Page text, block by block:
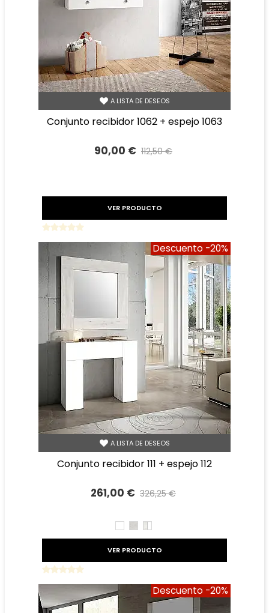
A LISTA DE DESEOS
conjunto recibidor 1062 + espejo 1063
90,00 € 112,50 €
VER PRODUCTO
Descuento -20%
A LISTA DE DESEOS
conjunto recibidor 111 + espejo 112
261,00 € 326,25 €
BLANCO
TIBETTIBET
VER PRODUCTO
Descuento -20%